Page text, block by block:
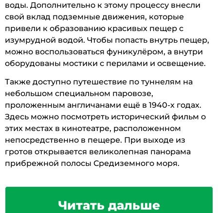
воды. Дополнительно к этому процессу внесли
свой вклад подземные движения, которые
привели к образованию красивых пещер с
изумрудной водой. Чтобы попасть внутрь пещер,
можно воспользоваться фуникулёром, а внутри
оборудованы мостики с перилами и освещение.
Также доступно путешествие по туннелям на
небольшом специальном паровозе,
проложенным англичанами ещё в 1940-х годах.
Здесь можно посмотреть исторический фильм о
этих местах в кинотеатре, расположенном
непосредственно в пещере. При выходе из
гротов открывается великолепная панорама
прибрежной полосы Средиземного моря.
Читать дальше